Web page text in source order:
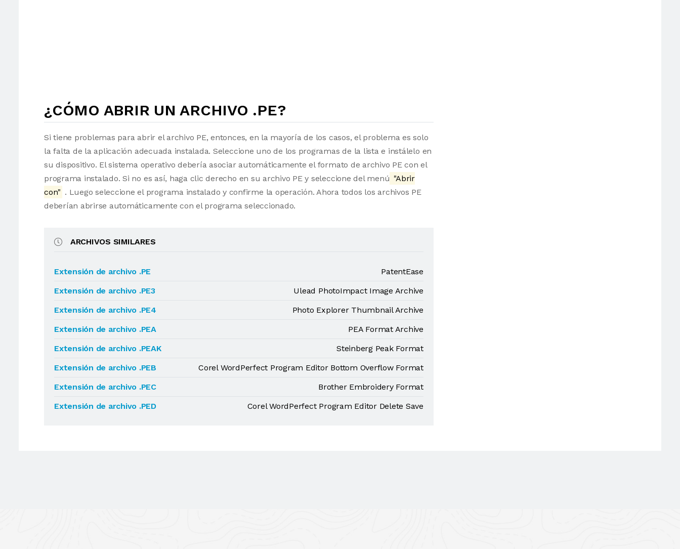
¿CÓMO ABRIR UN ARCHIVO .PE?
Si tiene problemas para abrir el archivo PE, entonces, en la mayoría de los casos, el problema es solo
la falta de la aplicación adecuada instalada. Seleccione uno de los programas de la lista e instálelo en
su dispositivo. El sistema operativo debería asociar automáticamente el formato de archivo PE con el
programa instalado. Si no es así, haga clic derecho en su archivo PE y seleccione del menú "Abrir
con" . Luego seleccione el programa instalado y confirme la operación. Ahora todos los archivos PE
deberían abrirse automáticamente con el programa seleccionado.
ARCHIVOS SIMILARES
Extensión de archivo .PE
PatentEase
Extensión de archivo .PE3
Ulead PhotoImpact Image Archive
Extensión de archivo .PE4
Photo Explorer Thumbnail Archive
Extensión de archivo .PEA
PEA Format Archive
Extensión de archivo .PEAK
Steinberg Peak Format
Extensión de archivo .PEB
Corel WordPerfect Program Editor Bottom Overflow Format
Extensión de archivo .PEC
Brother Embroidery Format
Extensión de archivo .PED
Corel WordPerfect Program Editor Delete Save